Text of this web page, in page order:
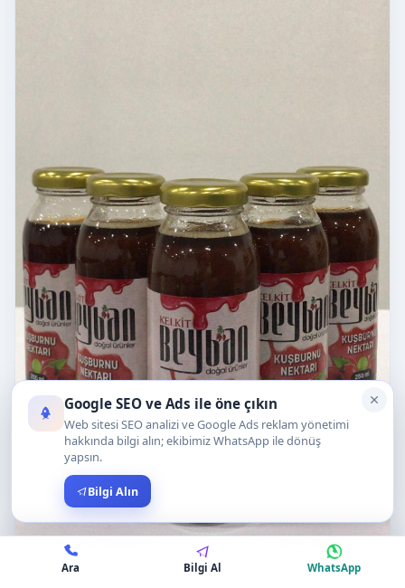
Google SEO ve Ads ile öne çıkın
Web sitesi SEO analizi ve Google Ads reklam yönetimi
hakkında bilgi alın; ekibimiz WhatsApp ile dönüş
yapsın.
Bilgi Alın
Ara Bilgi Al WhatsApp